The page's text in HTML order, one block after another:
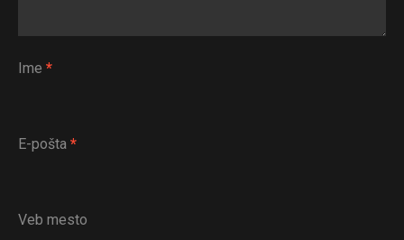
Ime *
E-pošta *
Veb mesto